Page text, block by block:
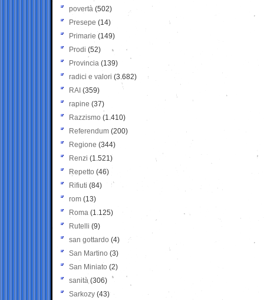
povertà (502)
Presepe (14)
Primarie (149)
Prodi (52)
Provincia (139)
radici e valori (3.682)
RAI (359)
rapine (37)
Razzismo (1.410)
Referendum (200)
Regione (344)
Renzi (1.521)
Repetto (46)
Rifiuti (84)
rom (13)
Roma (1.125)
Rutelli (9)
san gottardo (4)
San Martino (3)
San Miniato (2)
sanità (306)
Sarkozy (43)